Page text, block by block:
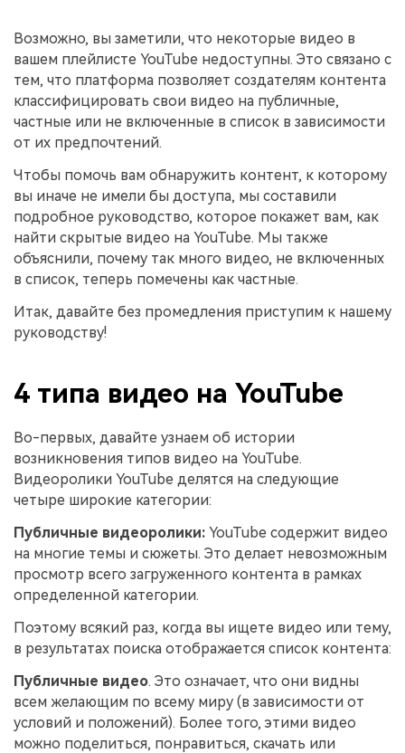
Темы видео
Самые популярные темы
видео на YouTube 2025
Маркетинговый
календарь
Спланируйте маркетинговую
кампанию для своих целей
Центр авторов
Вдохновляйтесь нашими
создателями контента
Специальные
эффекты"сделай
сам"
Создавайте видеоэффекты
самостоятельно, как
настоящий профессионал
Блог
Истории клиентов
Клиенты делятся своими
историями с Filmora
Партнёрская
программа
Партнёрство на уровне
корпоративного сектора
Приступая к работе
Возможно, вы заметили, что некоторые видео в
вашем плейлисте YouTube недоступны. Это связано с
тем, что платформа позволяет создателям контента
классифицировать свои видео на публичные,
частные или не включенные в список в зависимости
от их предпочтений.
Чтобы помочь вам обнаружить контент, к которому
вы иначе не имели бы доступа, мы составили
подробное руководство, которое покажет вам, как
найти скрытые видео на YouTube. Мы также
объяснили, почему так много видео, не включенных
в список, теперь помечены как частные.
Итак, давайте без промедления приступим к нашему
руководству!
4 типа видео на YouTube
Во-первых, давайте узнаем об истории
возникновения типов видео на YouTube.
Видеоролики YouTube делятся на следующие
четыре широкие категории:
Публичные видеоролики: YouTube содержит видео
на многие темы и сюжеты. Это делает невозможным
просмотр всего загруженного контента в рамках
определенной категории.
Поэтому всякий раз, когда вы ищете видео или тему,
в результатах поиска отображается список контента:
Публичные видео. Это означает, что они видны
всем желающим по всему миру (в зависимости от
условий и положений). Более того, этими видео
можно поделиться, понравиться, скачать или